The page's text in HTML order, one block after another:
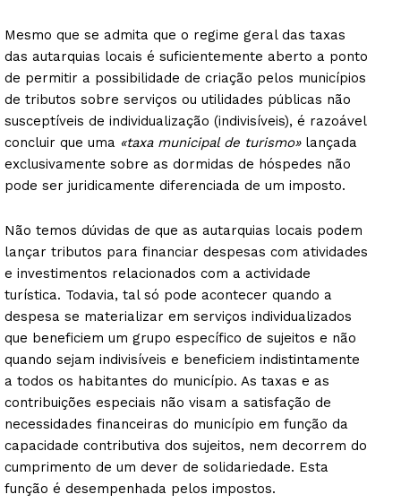
Mesmo que se admita que o regime geral das taxas
das autarquias locais é suficientemente aberto a ponto
de permitir a possibilidade de criação pelos municípios
de tributos sobre serviços ou utilidades públicas não
susceptíveis de individualização (indivisíveis), é razoável
concluir que uma «taxa municipal de turismo»lançada
exclusivamente sobre as dormidas de hóspedes não
pode ser juridicamente diferenciada de um imposto.
Não temos dúvidas de que as autarquias locais podem
lançar tributos para financiar despesas com atividades
e investimentos relacionados com a actividade
turística. Todavia, tal só pode acontecer quando a
despesa se materializar em serviços individualizados
que beneficiem um grupo específico de sujeitos e não
quando sejam indivisíveis e beneficiem indistintamente
a todos os habitantes do município. As taxas e as
contribuições especiais não visam a satisfação de
necessidades financeiras do município em função da
capacidade contributiva dos sujeitos, nem decorrem do
cumprimento de um dever de solidariedade. Esta
função é desempenhada pelos impostos.